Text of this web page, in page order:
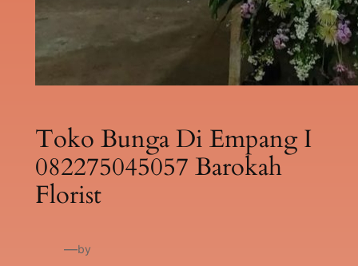
Toko Bunga Di Empang I
082275045057 Barokah
Florist
—by